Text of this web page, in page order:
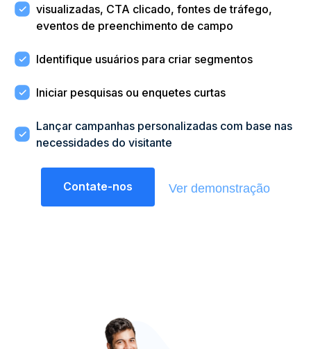
visualizadas, CTA clicado, fontes de tráfego,
eventos de preenchimento de campo
Identifique usuários para criar segmentos
Iniciar pesquisas ou enquetes curtas
Lançar campanhas personalizadas com base nas
necessidades do visitante
Contate-nos Ver demonstração